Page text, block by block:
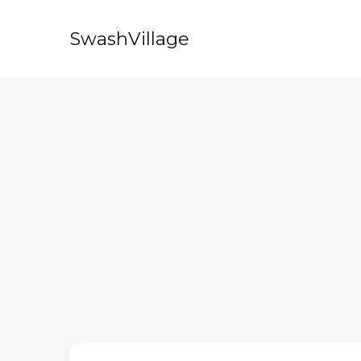
SwashVillage